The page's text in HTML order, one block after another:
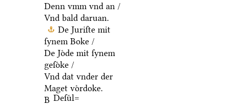
Denn vmm vnd an /
Vnd bald daruan.
De Juriſte mit
ſynem Boke /
De Joͤde mit ſynem
geſoͤke /
Vnd dat vnder der
Maget voͤrdoke.
B Deſuͤl=